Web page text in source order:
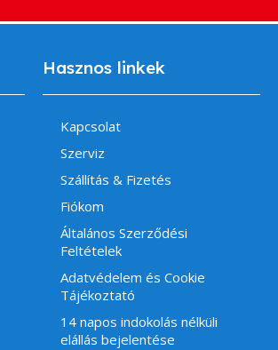
Hasznos linkek
Kapcsolat
Szerviz
Szállítás & Fizetés
Fiókom
Általános Szerződési
Feltételek
Adatvédelem és Cookie
Tájékoztató
14 napos indokolás nélküli
elállás bejelentése